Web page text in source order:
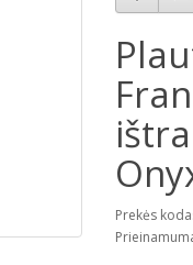
Prekės